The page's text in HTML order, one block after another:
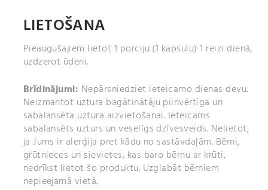
LIETOŠANA
Pieaugušajiem lietot 1 porciju (1 kapsulu) 1 reizi dienā,
uzdzerot ūdeni.
Brīdinājumi: Nepārsniedziet ieteicamo dienas devu.
Neizmantot uztura bagātinātāju pilnvērtīga un
sabalansēta uztura aizvietošanai. Ieteicams
sabalansēts uzturs un veselīgs dzīvesveids. Nelietot,
ja Jums ir alerģija pret kādu no sastāvdaļām. Bērni,
grūtnieces un sievietes, kas baro bērnu ar krūti,
nedrīkst lietot šo produktu. Uzglabāt bērniem
nepieejamā vietā.